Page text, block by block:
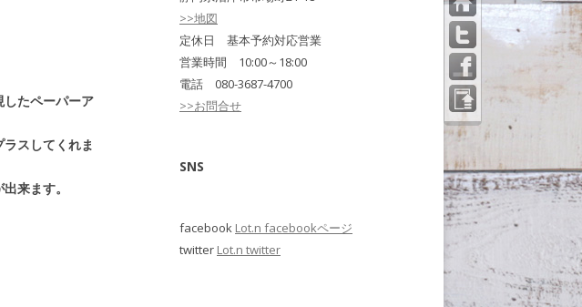
したペーパーア
スしてくれま
来ます。
>>地図
定休日 基本予約対応営業
営業時間 10:00～18:00
電話 080-3687-4700
>>お問合せ
SNS
facebook Lot.n facebookページ
twitter Lot.n twitter
トッ
プペ
ージ
ペー
ジの
先頭
へ